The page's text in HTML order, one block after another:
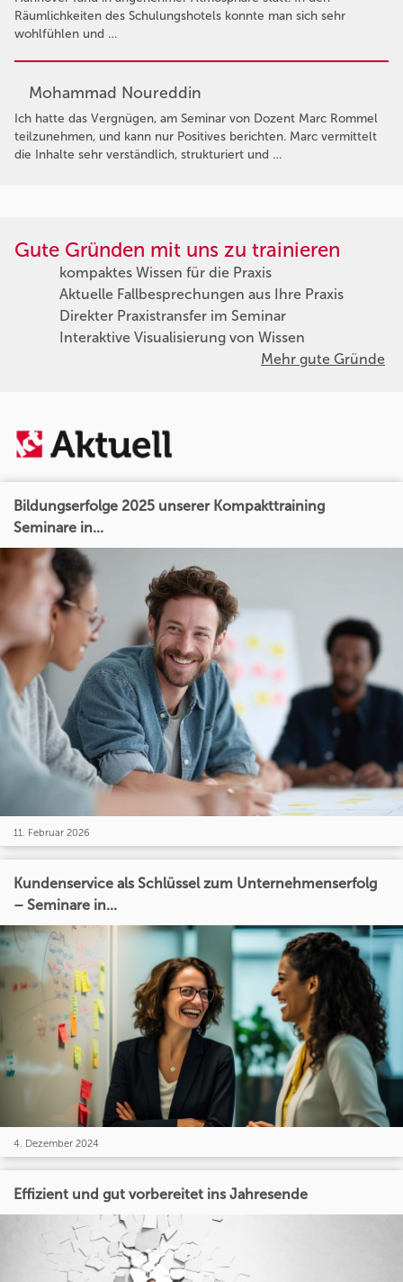
Räumlichkeiten des Schulungshotels konnte man sich sehr
wohlfühlen und …
Mohammad Noureddin
Ich hatte das Vergnügen, am Seminar von Dozent Marc Rommel
teilzunehmen, und kann nur Positives berichten. Marc vermittelt
die Inhalte sehr verständlich, strukturiert und …
Gute Gründen mit uns zu trainieren
kompaktes Wissen für die Praxis
Aktuelle Fallbesprechungen aus Ihre Praxis
Direkter Praxistransfer im Seminar
Interaktive Visualisierung von Wissen
Mehr gute Gründe
Bildungserfolge 2025 unserer Kompakttraining
Seminare in...
11. Februar 2026
Kundenservice als Schlüssel zum Unternehmenserfolg
– Seminare in...
4. Dezember 2024
Effizient und gut vorbereitet ins Jahresende